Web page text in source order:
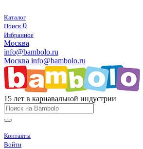
Каталог
Поиск 0
Избранное
Москва
info@bambolo.ru
Москва info@bambolo.ru
15 лет в карнавальной индустрии
Контакты
Войти